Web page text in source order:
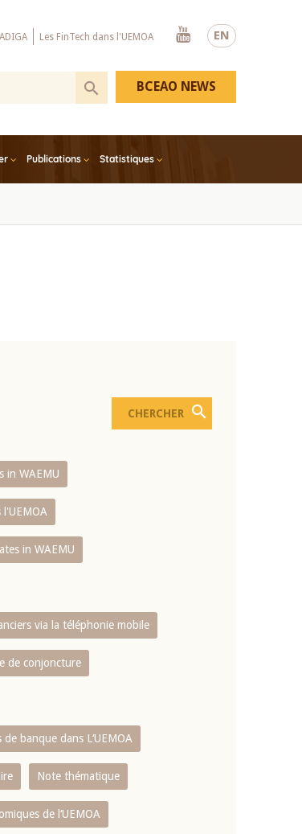
EN
Les FinTech dans l'UEMOA
Youtube
Publications Statistiques
BCEAO NEWS
in WAEMU
in WAEMU
via la téléphonie mobile
de conjoncture
banque dans L‘UEMOA
Note thématique
de l‘UEMOA